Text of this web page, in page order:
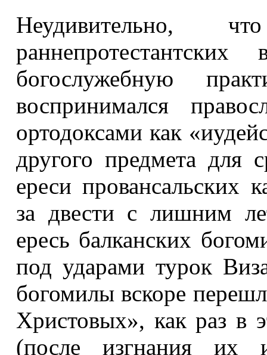
Неудивительно,
богослужебную
воспринимался
ортодоксами как
другого предмета для
ереси провансальских
за двести с лишним
ересь балканских
под ударами турок
богомилы вскоре
Христовых», как раз в
(после изгнания